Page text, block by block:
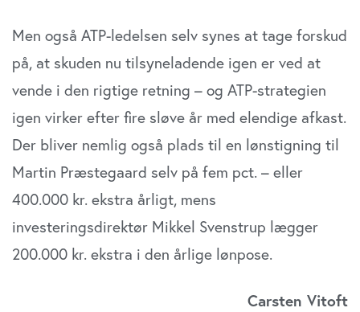
Men også ATP-ledelsen selv synes at tage forskud
på, at skuden nu tilsyneladende igen er ved at
vende i den rigtige retning – og ATP-strategien
igen virker efter fire sløve år med elendige afkast.
Der bliver nemlig også plads til en lønstigning til
Martin Præstegaard selv på fem pct. – eller
400.000 kr. ekstra årligt, mens
investeringsdirektør Mikkel Svenstrup lægger
200.000 kr. ekstra i den årlige lønpose.
Carsten Vitoft